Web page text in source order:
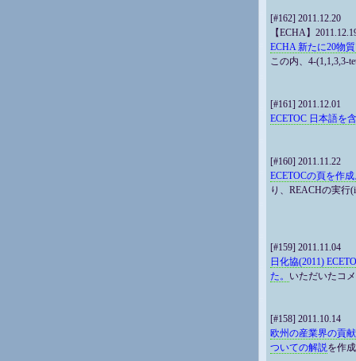
[#162] 2011.12.20
【ECHA】
ECHA 新たに20物
この内、4-(1,1,3,3-
[#161] 2011.12.01
ECETOC 日本語を
[#160] 2011.11.22
ECETOCの頁を作
り、REACHの実行
[#159] 2011.11.04
日化協(2011)
た。 いただいたコ
[#158] 2011.10.14
欧州の産業界の貢
ついての解説を作